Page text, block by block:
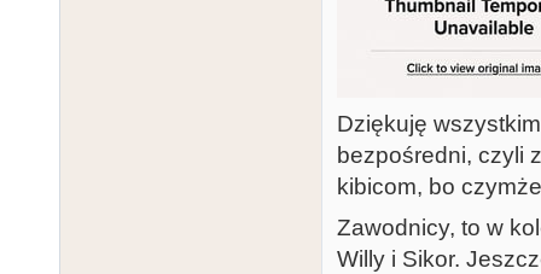
Dziękuję
bezpośredni, czyli
kibicom, bo
Zawodnicy, to w
Willy i Sikor.